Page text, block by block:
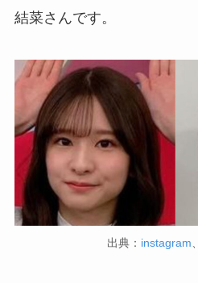
結菜さんです。
出典： instagram